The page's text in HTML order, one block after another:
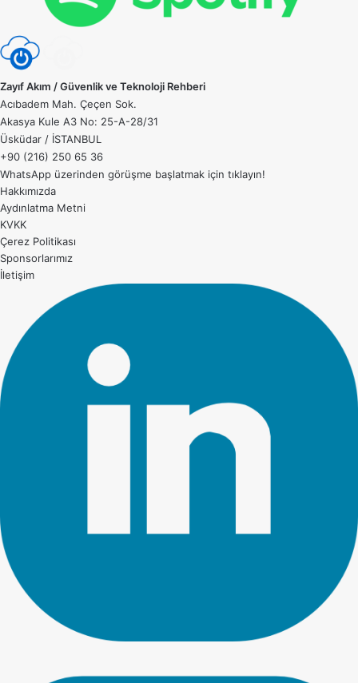
Zayıf Akım / Güvenlik ve Teknoloji Rehberi
Acıbadem Mah. Çeçen Sok.
Akasya Kule A3 No: 25-A-28/31
Üsküdar / İSTANBUL
+90 (216) 250 65 36
WhatsApp üzerinden görüşme başlatmak için tıklayın!
Hakkımızda
Aydınlatma Metni
KVKK
Çerez Politikası
Sponsorlarımız
İletişim